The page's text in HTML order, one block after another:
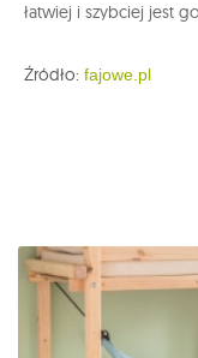
łatwiej i szybciej jest
Źródło: fajowe.pl